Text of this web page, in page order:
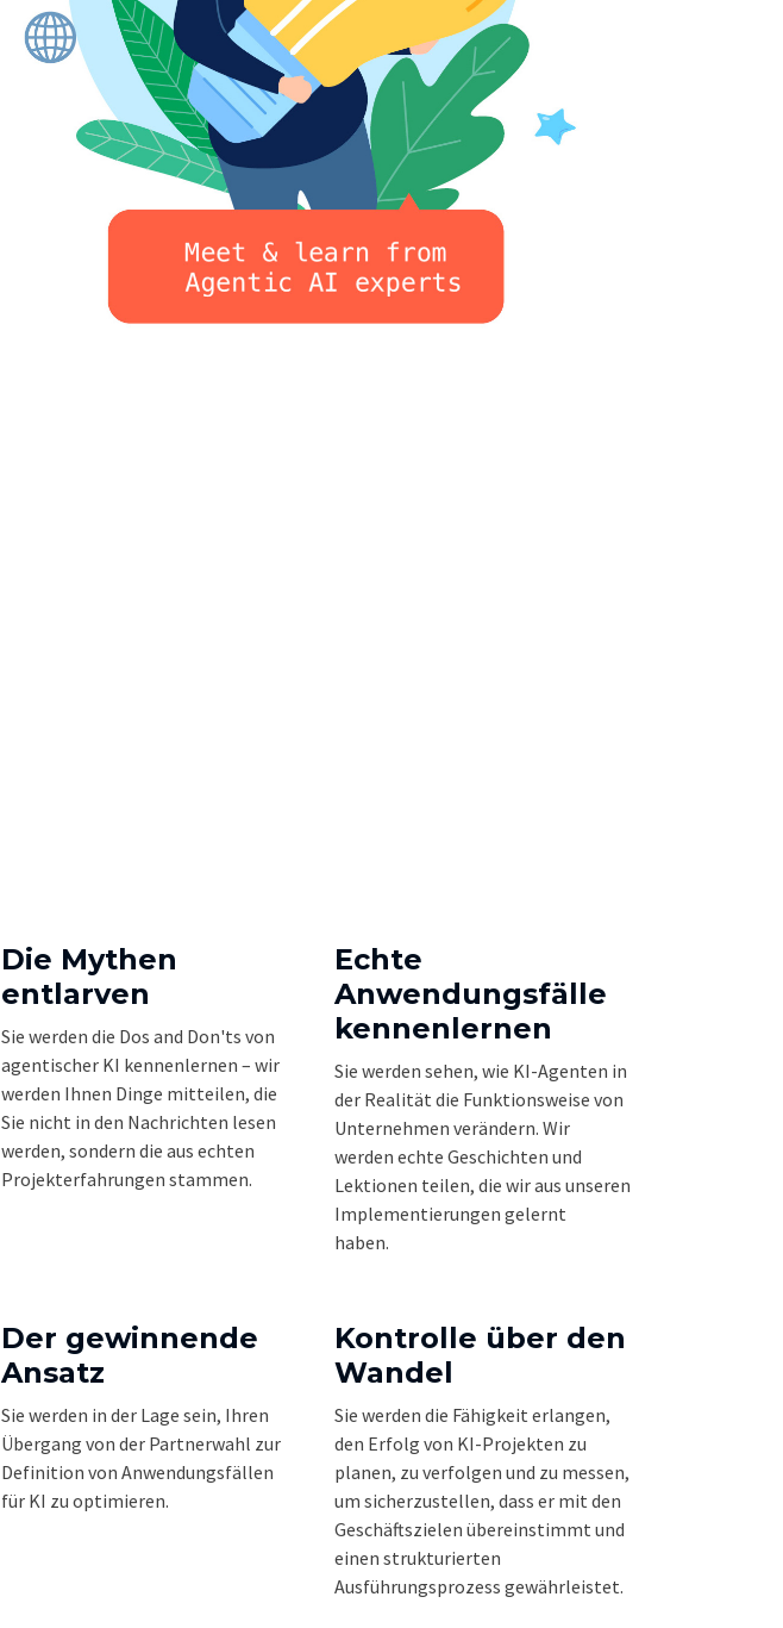
Die Mythen
entlarven
Sie werden die Dos and Don'ts von
agentischer KI kennenlernen – wir
werden Ihnen Dinge mitteilen, die
Sie nicht in den Nachrichten lesen
werden, sondern die aus echten
Projekterfahrungen stammen.
Echte
Anwendungsfälle
kennenlernen
Sie werden sehen, wie KI-Agenten in
der Realität die Funktionsweise von
Unternehmen verändern. Wir
werden echte Geschichten und
Lektionen teilen, die wir aus unseren
Implementierungen gelernt
haben.
Der gewinnende
Ansatz
Sie werden in der Lage sein, Ihren
Übergang von der Partnerwahl zur
Definition von Anwendungsfällen
für KI zu optimieren.
Kontrolle über den
Wandel
Sie werden die Fähigkeit erlangen,
den Erfolg von KI-Projekten zu
planen, zu verfolgen und zu messen,
um sicherzustellen, dass er mit den
Geschäftszielen übereinstimmt und
einen strukturierten
Ausführungsprozess gewährleistet.